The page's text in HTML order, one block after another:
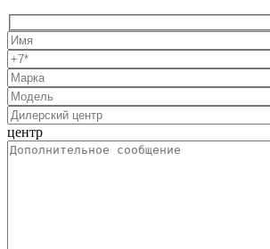
центр